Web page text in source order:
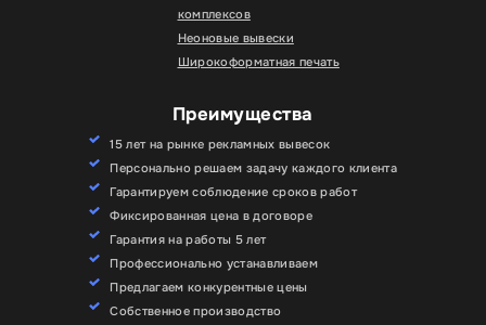
комплексов
Неоновые вывески
Широкоформатная печать
Преимущества
15 лет на рынке рекламных вывесок
Персонально решаем задачу каждого клиента
Гарантируем соблюдение сроков работ
Фиксированная цена в договоре
Гарантия на работы 5 лет
Профессионально устанавливаем
Предлагаем конкурентные цены
Собственное производство